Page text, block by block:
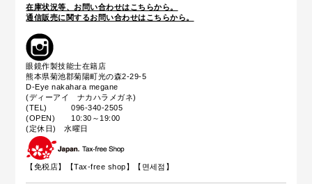
在庫状況等、お問い合わせはこちらから。
通信販売に関するお問い合わせはこちらから。
眼鏡作製技能士在籍店
熊本県菊池郡菊陽町光の森2-29-5
D-Eye nakahara megane
(ディーアイ ナカハラメガネ)
(TEL) 096-340-2505
(OPEN) 10:30～19:00
(定休日) 水曜日
【免税店】【Tax-free shop】【면세점】